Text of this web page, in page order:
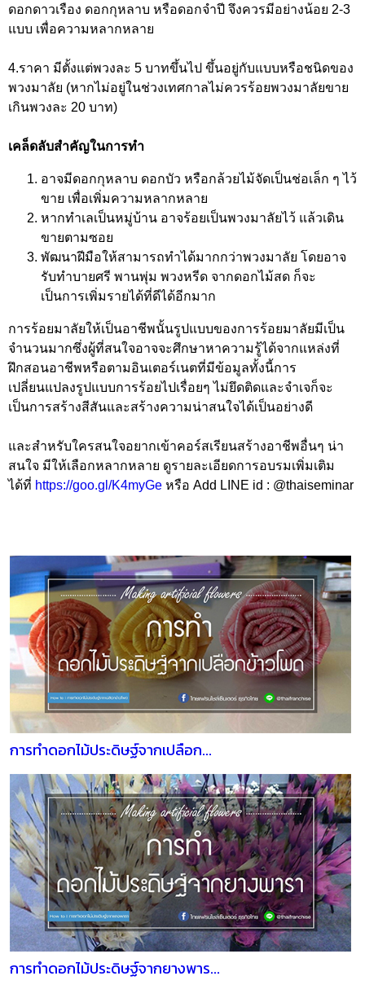
ดอกดาวเรือง ดอกกุหลาบ หรือดอกจำปี จึงควรมีอย่างน้อย 2-3
แบบ เพื่อความหลากหลาย
4.ราคา มีตั้งแต่พวงละ 5 บาทขึ้นไป ขึ้นอยู่กับแบบหรือชนิดของ
พวงมาลัย (หากไม่อยู่ในช่วงเทศกาลไม่ควรร้อยพวงมาลัยขาย
เกินพวงละ 20 บาท)
เคล็ดลับสำคัญในการทำ
อาจมีดอกกุหลาบ ดอกบัว หรือกล้วยไม้จัดเป็นช่อเล็ก ๆ ไว้
ขาย เพื่อเพิ่มความหลากหลาย
หากทำเลเป็นหมู่บ้าน อาจร้อยเป็นพวงมาลัยไว้ แล้วเดิน
ขายตามซอย
พัฒนาฝีมือให้สามารถทำได้มากกว่าพวงมาลัย โดยอาจ
รับทำบายศรี พานพุ่ม พวงหรีด จากดอกไม้สด ก็จะ
เป็นการเพิ่มรายได้ที่ดีได้อีกมาก
การร้อยมาลัยให้เป็นอาชีพนั้นรูปแบบของการร้อยมาลัยมีเป็น
จำนวนมากซึ่งผู้ที่สนใจอาจจะศึกษาหาความรู้ได้จากแหล่งที่
ฝึกสอนอาชีพหรือตามอินเตอร์เนตที่มีข้อมูลทั้งนี้การ
เปลี่ยนแปลงรูปแบบการร้อยไปเรื่อยๆ ไม่ยึดติดและจำเจก็จะ
เป็นการสร้างสีสันและสร้างความน่าสนใจได้เป็นอย่างดี
และสำหรับใครสนใจอยากเข้าคอร์สเรียนสร้างอาชีพอื่นๆ น่า
สนใจ มีให้เลือกหลากหลาย ดูรายละเอียดการอบรมเพิ่มเติม
ได้ที่ https://goo.gl/K4myGe หรือ Add LINE id : @thaiseminar
การทำดอกไม้ประดิษฐ์จากเปลือก...
การทำดอกไม้ประดิษฐ์จากยางพาร...